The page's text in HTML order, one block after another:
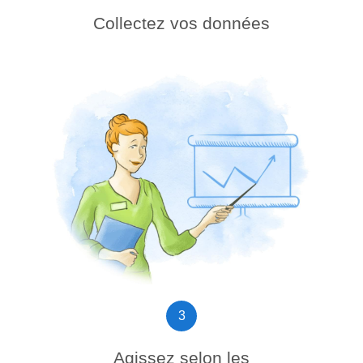
Collectez vos données
3
Agissez selon les